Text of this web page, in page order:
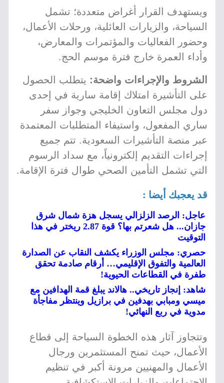
ويستهدف القرار أغراض متعددة؛ تشمل
السياحة، والزيارات العائلية، ورحلات الأعمال،
وحضور الفعاليات والمؤتمرات والمعارض،
وأداء العمرة خارج فترة موسم الحج.
الشروط والإجراءات واضحة: يتطلب الحصول
على التأشيرة امتلاك إقامة سارية في إحدى
دول مجلس التعاون الخليجي وجواز سفر
ساري المفعول، واستيفاء المتطلبات المعتمدة
عبر منصة التأشيرات السعودية. تتم جميع
إجراءات التقديم إلكترونياً، مع سداد الرسوم
التي تشمل التأمين الصحي طوال فترة الإقامة.
قد يعجبك أيضا :
عاجل: الرصد الزلزالي يسجل هزة شمال شرق
جازان... هل شعرتم بها؟ قوة 2.87 ريختر في هذا
التوقيت
حصري: مجلس الوزراء يكشف النقاب عن الصدارة
العالمية والتفوق الإقليمي… أرقام صادمة تحقق
طفرة في القطاعات الحيوية!
شاهد: إنجاز تاريخي.. هالاند يبلغ قمة الهدافين مع
ميسي ومبابي بهدفين في برازيل وينتظر مفاجأة
مدوية في ربع النهائي!
وتتجاوز آثار هذه الخطوة السياحة إلى قطاع
الأعمال، حيث تمنح المستثمرين ورجال
الأعمال والمهنيين مرونة أكبر في تنظيم